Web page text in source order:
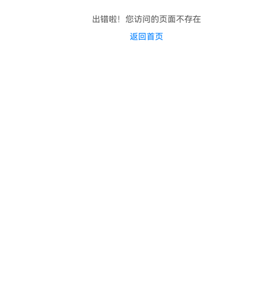
出错啦！您访问的页面不存在
返回首页